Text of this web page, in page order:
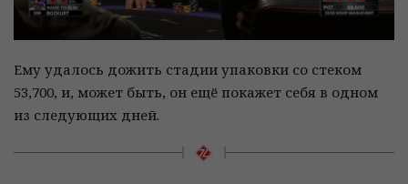
Ему удалось дожить стадии упаковки со стеком
53,700, и, может быть, он ещё покажет себя в одном
из следующих дней.